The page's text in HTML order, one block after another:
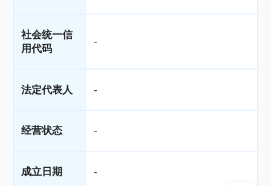
社会统一信
用代码
-
法定代表人 -
经营状态 -
成立日期 -